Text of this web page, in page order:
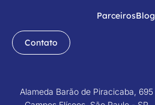
ParceirosBlog
Contato
Alameda Barão de Piracicaba, 695